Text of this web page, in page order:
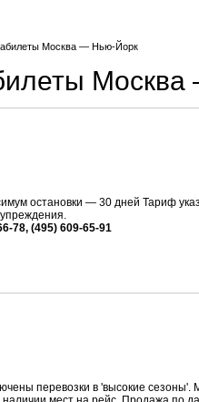
Москва — Нью-Йорк
остановки — 30 дней Тариф
78, (495) 609-65-91
перевозки в 'высокие